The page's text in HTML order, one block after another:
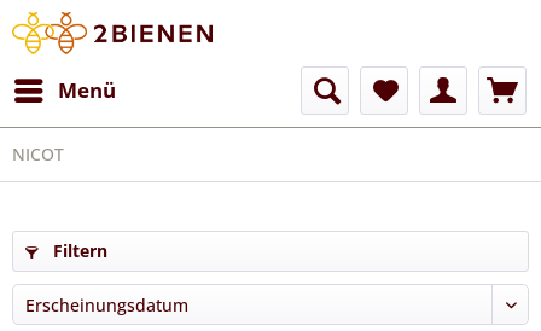
Menü
NICOT
Filtern